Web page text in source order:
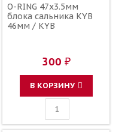
O-RING 47x3.5мм
блока сальника KYB
46мм / KYB
300 ₽
В КОРЗИНУ